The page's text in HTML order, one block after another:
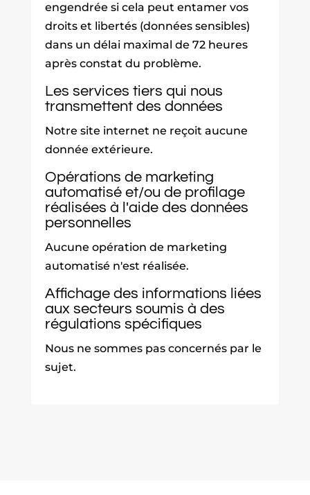
engendrée si cela peut entamer vos
droits et libertés (données sensibles)
dans un délai maximal de 72 heures
après constat du problème.
Les services tiers qui nous
transmettent des données
Notre site internet ne reçoit aucune
donnée extérieure.
Opérations de marketing
automatisé et/ou de profilage
réalisées à l'aide des données
personnelles
Aucune opération de marketing
automatisé n'est réalisée.
Affichage des informations liées
aux secteurs soumis à des
régulations spécifiques
Nous ne sommes pas concernés par le
sujet.